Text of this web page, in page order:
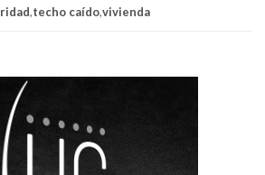
,techo caído,vivienda